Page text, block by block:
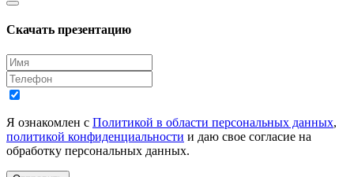
Скачать презентацию
Я ознакомлен с Политикой в области персональных данных,
политикой конфиденциальности и даю свое согласие на
обработку персональных данных.